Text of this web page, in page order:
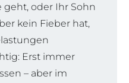
geht, oder Ihr Sohn
kein Fieber hat,
Erst immer
– aber im